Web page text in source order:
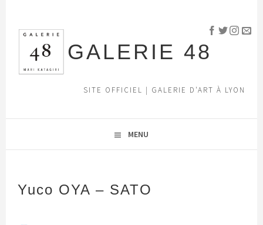
contenu
principal
GALERIE 48
SITE OFFICIEL | GALERIE D'ART À LYON
MENU
Yuco OYA – SATO